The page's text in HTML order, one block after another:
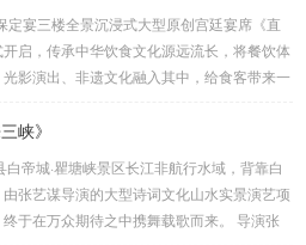
技深度融合的沉浸式演出，全景沉浸式禅意秀
是一场视觉与听觉的盛宴，更是一次对生
定宴三楼全景沉浸式大型原创宫廷宴席《直
启，传承中华饮食文化源远流长，将餐饮体
影演出、非遗文化融入其中，给食客带来一
人，保定宴董事长梁连起先生致力于官府菜
尽显匠心传承，将非遗美食与原创戏剧以宴席
众面前，让客人审视特定时代的文化遗存，感
魅力。《直隶一品宴》讲述直隶官...
峡》
白帝城·瞿塘峡景区长江非航行水域，背靠白
张艺谋导演的大型诗词文化山水实景演艺项
于在万众期待之中携舞载歌而来。 导演张